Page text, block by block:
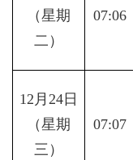
（星期
二）
07:06
12月24日
（星期
三）
07:07